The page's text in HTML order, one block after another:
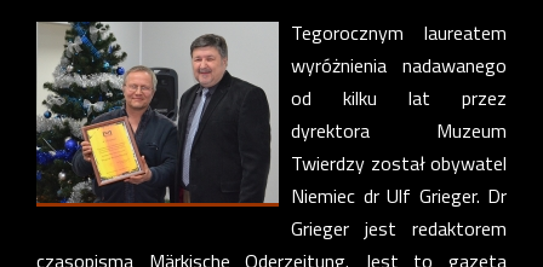
Tegorocznym laureatem
wyróżnienia nadawanego
od kilku lat przez
dyrektora Muzeum
Twierdzy został obywatel
Niemiec dr Ulf Grieger. Dr
Grieger jest redaktorem
czasopisma Märkische Oderzeitung. Jest to gazeta